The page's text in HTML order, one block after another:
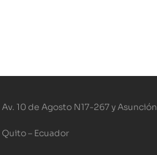
Av. 10 de Agosto N17-267 y
Quito – Ecuador